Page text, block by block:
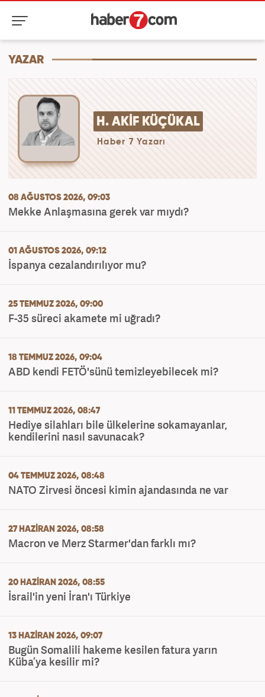
YAZAR
H. AKIF KÜÇÜKAL
Haber 7 Yazarı
08 AĞUSTOS 2026, 09:03
Mekke Anlaşmasına gerek var mıydı?
01 AĞUSTOS 2026, 09:12
İspanya cezalandırılıyor mu?
25 TEMMUZ 2026, 09:00
F-35 süreci akamete mi uğradı?
18 TEMMUZ 2026, 09:04
ABD kendi FETÖ'sünü temizleyebilecek mi?
11 TEMMUZ 2026, 08:47
Hediye silahları bile ülkelerine sokamayanlar,
kendilerini nasıl savunacak?
04 TEMMUZ 2026, 08:48
NATO Zirvesi öncesi kimin ajandasında ne var
27 HAZIRAN 2026, 08:58
Macron ve Merz Starmer'dan farklı mı?
20 HAZIRAN 2026, 08:55
İsrail'in yeni İran'ı Türkiye
13 HAZIRAN 2026, 09:07
Bugün Somalili hakeme kesilen fatura yarın
Küba’ya kesilir mi?